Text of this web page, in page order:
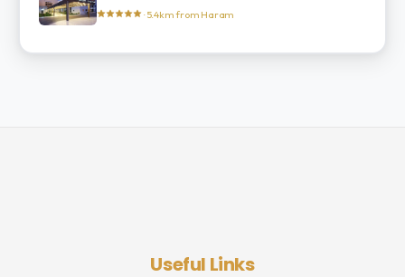
· 5.4km from Haram
Useful Links